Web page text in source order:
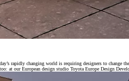
rapidly changing world is requiring designers to change
at our European design studio Toyota Europe Design